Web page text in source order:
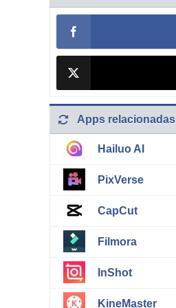
Apps relacionadas
Hailuo AI
PixVerse
CapCut
Filmora
InShot
KineMaster